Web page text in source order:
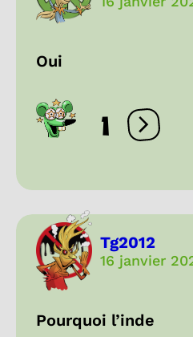
Oui
1 Ouvrir
Tg2012
16 janvier
Pourquoi l’inde